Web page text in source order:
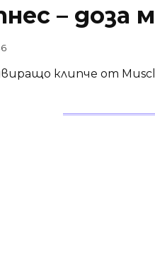
– доза
клипче от